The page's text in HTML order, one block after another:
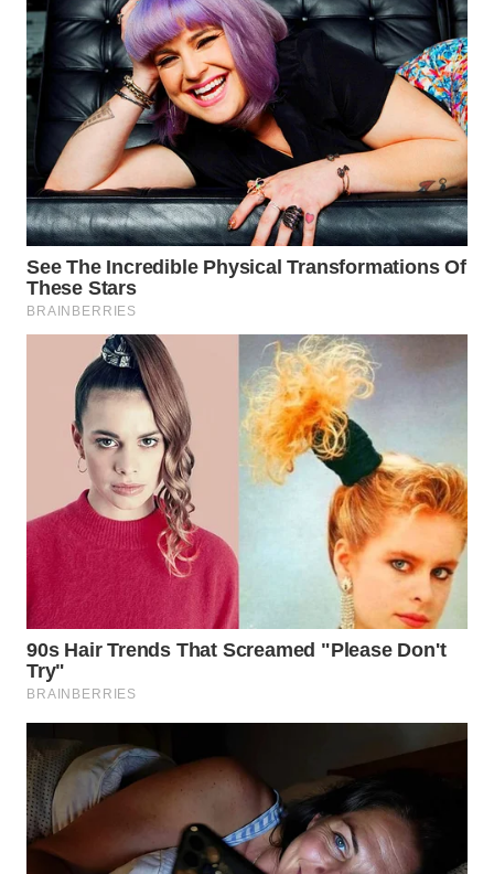
WN
PRIANGAN
TIMUR
WN
SEMARANG
WN
SOLO
WN
BOROBUDUR
MADURA
WN
SURABAYA
WN
NATUNA
WN
BINTAN
WN
WN
LIKUPANG